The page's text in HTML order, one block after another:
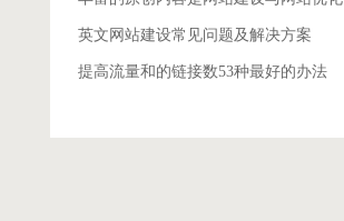
英文网站建设常见问题及解决方案
提高流量和的链接数53种最好的办法